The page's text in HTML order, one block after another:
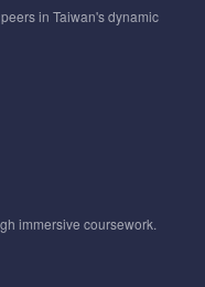
in Taiwan's dynamic
immersive coursework.